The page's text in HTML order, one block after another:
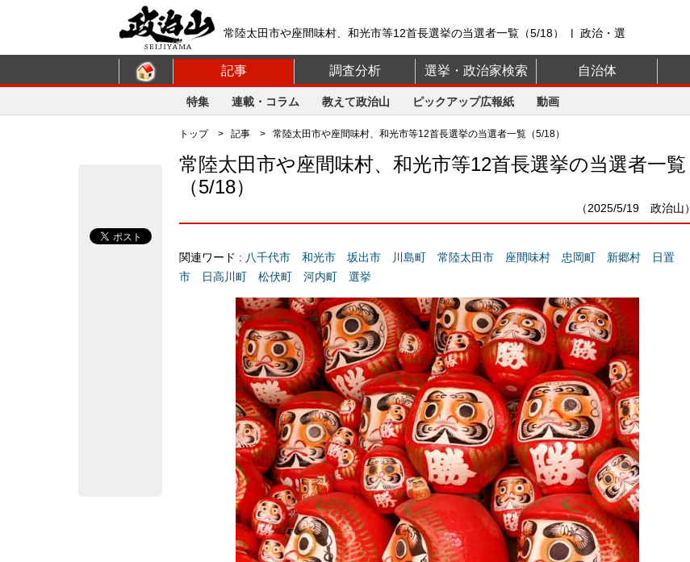
常陸太田市や座間味村、和光市等12首長選挙の当選者一覧（5/18） | 政治・選
記事 調査分析 選挙・政治家検索 自治体
特集 連載・コラム 教えて政治山 ピックアップ広報紙 動画
トップ> 記事 > 常陸太田市や座間味村、和光市等12首長選挙の当選者一覧（5/18）
常陸太田市や座間味村、和光市等12首長選挙の当選者一覧
（5/18）
（2025/5/19 政治山）
関連ワード : 八千代市 和光市 坂出市 川島町 常陸太田市 座間味村 忠岡町 新郷村
日置
市
日高川町 松伏町 河内町 選挙